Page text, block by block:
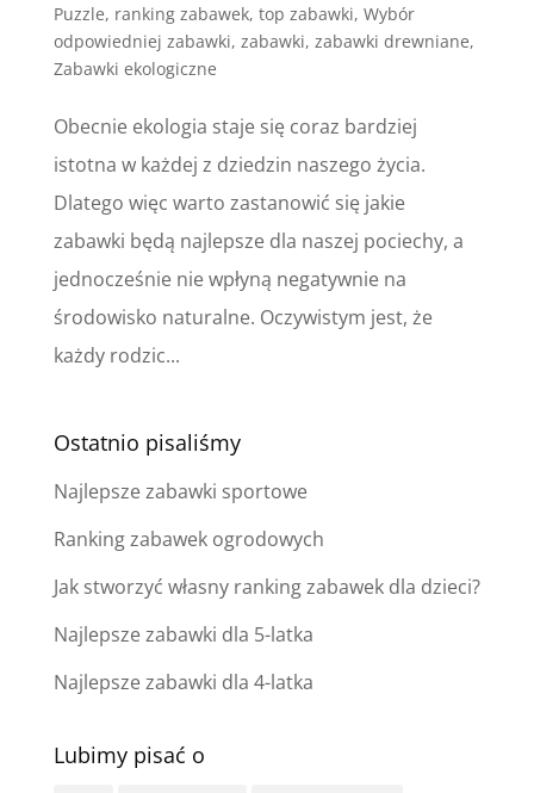
Puzzle, ranking zabawek, top zabawki, Wybór
odpowiedniej zabawki, zabawki, zabawki drewniane,
Zabawki ekologiczne
Obecnie ekologia staje się coraz bardziej
istotna w każdej z dziedzin naszego życia.
Dlatego więc warto zastanowić się jakie
zabawki będą najlepsze dla naszej pociechy, a
jednocześnie nie wpłyną negatywnie na
środowisko naturalne. Oczywistym jest, że
każdy rodzic...
Ostatnio pisaliśmy
Najlepsze zabawki sportowe
Ranking zabawek ogrodowych
Jak stworzyć własny ranking zabawek dla dzieci?
Najlepsze zabawki dla 5-latka
Najlepsze zabawki dla 4-latka
Lubimy pisać o